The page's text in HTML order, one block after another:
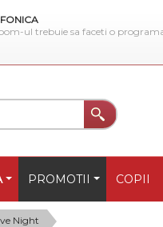
ul trebuie sa faceti o
PROMOTII COPII
Night